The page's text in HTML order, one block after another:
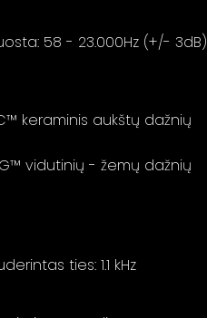
58 - 23.000Hz (+/- 3dB)
keraminis aukštų dažnių
vidutinių - žemų dažnių
ties: 1.1 kHz